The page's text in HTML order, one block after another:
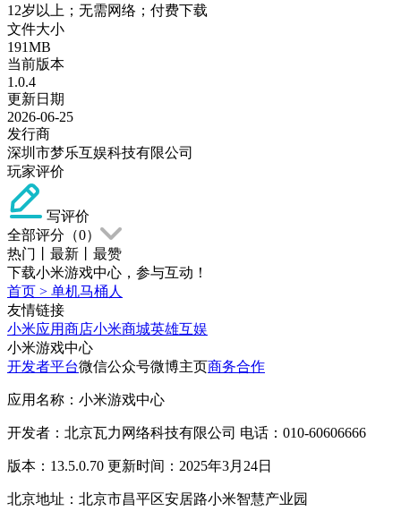
12岁以上；无需网络；付费下载
文件大小
191MB
当前版本
1.0.4
更新日期
2026-06-25
发行商
深圳市梦乐互娱科技有限公司
玩家评价
写评价
全部评分（0）
热门
最新
最赞
下载小米游戏中心，参与互动！
首页 > 单机马桶人
友情链接
小米应用商店小米商城英雄互娱
小米游戏中心
开发者平台微信公众号微博主页商务合作
应用名称：小米游戏中心
开发者：北京瓦力网络科技有限公司 电话：010-60606666
版本：13.5.0.70 更新时间：2025年3月24日
北京地址：北京市昌平区安居路小米智慧产业园